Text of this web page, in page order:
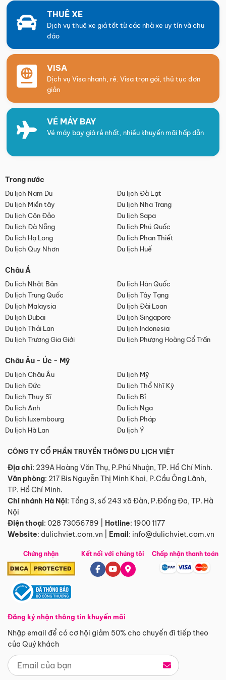
THUÊ XE
Dịch vụ thuê xe giá tốt từ các nhà xe uy tín và chu
đáo
VISA
Dịch vụ Visa nhanh, rẻ. Visa trọn gói, thủ tục đơn
giản
VÉ MÁY BAY
Vé máy bay giá rẻ nhất, nhiều khuyến mãi hấp dẫn
Trong nước
Du lịch Nam Du
Du lịch Đà Lạt
Du lịch Miền tây
Du lịch Nha Trang
Du lịch Côn Đảo
Du lịch Sapa
Du lịch Đà Nẵng
Du lịch Phú Quốc
Du lịch Hạ Long
Du lịch Phan Thiết
Du lịch Quy Nhơn
Du lịch Huế
Châu Á
Du lịch Nhật Bản
Du lịch Hàn Quốc
Du lịch Trung Quốc
Du lịch Tây Tạng
Du lịch Malaysia
Du lịch Đài Loan
Du lịch Dubai
Du lịch Singapore
Du lịch Thái Lan
Du lịch Indonesia
Du lịch Trương Gia Giới
Du lịch Phượng Hoàng Cổ Trấn
Châu Âu - Úc - Mỹ
Du lịch Châu Âu
Du lịch Mỹ
Du lịch Đức
Du lịch Thổ Nhĩ Kỳ
Du lịch Thụy Sĩ
Du lịch Bỉ
Du lịch Anh
Du lịch Nga
Du lịch luxembourg
Du lịch Pháp
Du lịch Hà Lan
Du lịch Ý
CÔNG TY CỔ PHẦN TRUYỀN THÔNG DU LỊCH VIỆT
Địa chỉ: 239A Hoàng Văn Thụ, P.Phú Nhuận, TP. Hồ Chí Minh.
Văn phòng: 217 Bis Nguyễn Thị Minh Khai, P.Cầu Ông Lãnh,
TP. Hồ Chí Minh.
Chi nhánh Hà Nội: Tầng 3, số 243 xã Đàn, P.Đống Đa, TP. Hà
Nội
Điện thoại: 028 73056789 Hotline: 1900 1177
Website: dulichviet.com.vn Email: info@dulichviet.com.vn
Chứng nhận
Đăng ký nhận thông tin khuyến mãi
Nhập email để có cơ hội giảm 50% cho chuyến đi tiếp theo
của Quý khách
Kết nối với chúng tôi Chấp nhận thanh toán